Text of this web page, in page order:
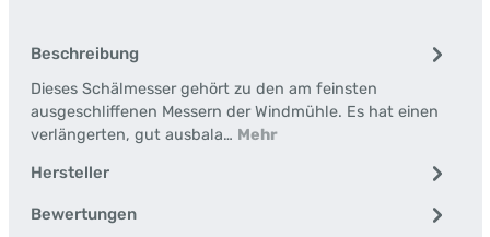
Beschreibung
Dieses Schälmesser gehört zu den am feinsten
ausgeschliffenen Messern der Windmühle. Es hat einen
verlängerten, gut ausbala… Mehr
Hersteller
Bewertungen